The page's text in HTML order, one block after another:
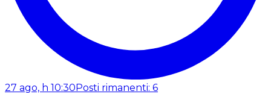
27 ago, h 10:30Posti rimanenti: 6